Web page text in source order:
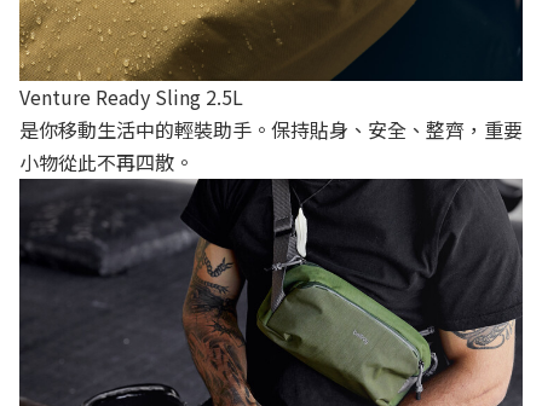
Venture Ready Sling 2.5L
是你移動生活中的輕裝助手。保持貼身、安全、整齊，重要
小物從此不再四散。